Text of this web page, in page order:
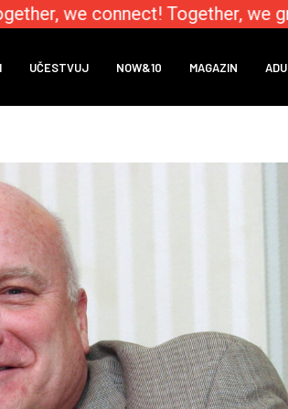
we connect! Together, we
UČESTVUJ NOW&10 MAGAZIN